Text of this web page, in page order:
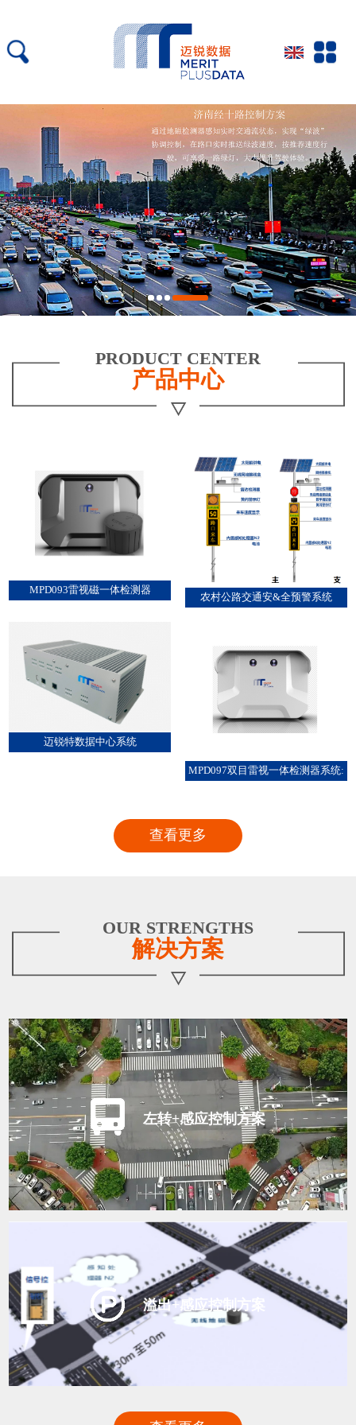
PRODUCT CENTER
产品中心
MPD093雷视磁一体检测器
农村公路交通安&全预警系统
迈锐特数据中心系统
MPD097双目雷视一体检测器系统:
查看更多
OUR STRENGTHS
解决方案
左转+感应控制方案
溢出+感应控制方案